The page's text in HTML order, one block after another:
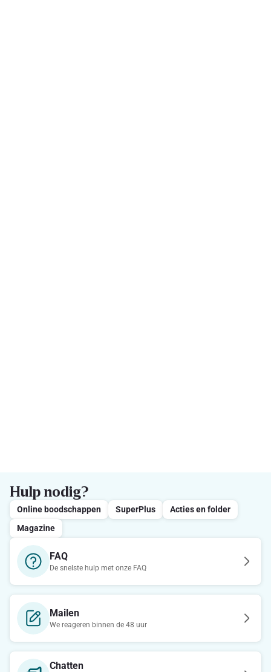
Hulp nodig?
Online boodschappen SuperPlus
Acties en folder
Magazine
FAQ
De snelste hulp met onze FAQ
Mailen
We reageren binnen de 48 uur
Chatten